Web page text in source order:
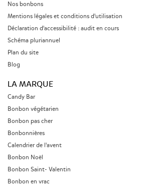
Nos bonbons
Mentions légales et conditions d'utilisation
Déclaration d'accessibilité : audit en cours
Schéma pluriannuel
Plan du site
Blog
LA MARQUE
Candy Bar
Bonbon végétarien
Bonbon pas cher
Bonbonnières
Calendrier de l'avent
Bonbon Noël
Bonbon Saint- Valentin
Bonbon en vrac